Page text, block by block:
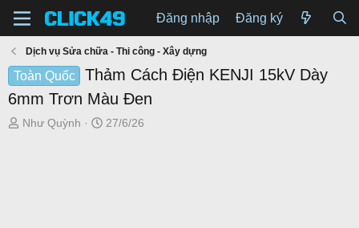
Đăng nhập Đăng ký
Dịch vụ Sửa chữa - Thi công - Xây dựng
Toàn Quốc
Thảm Cách Điện KENJI 15kV Dày
6mm Trơn Màu Đen
T
Như Quỳnh
N
27/6/26